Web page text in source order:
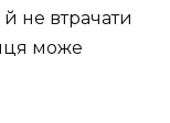
не втрачати
може